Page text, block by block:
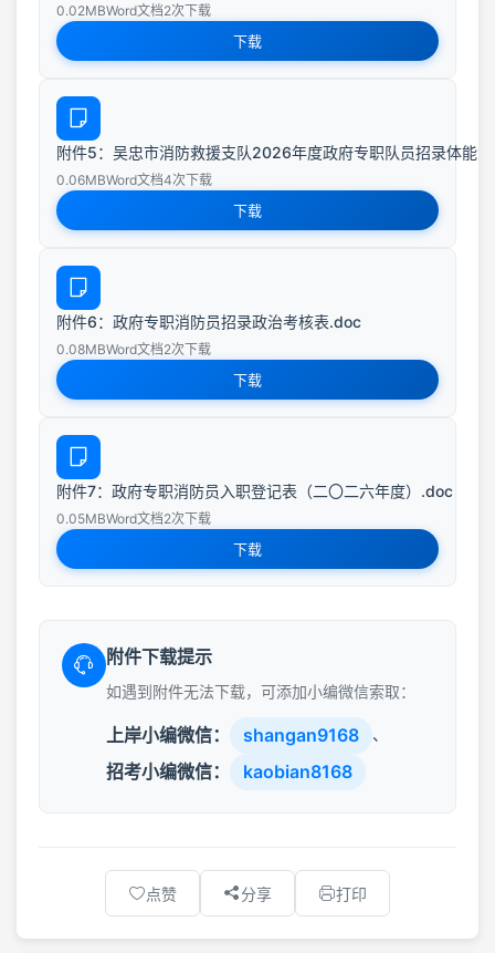
0.02MBWord文档2次下载
下载
附件5：吴忠市消防救援支队2026年度政府专职队员招录体能
0.06MBWord文档4次下载
下载
附件6：政府专职消防员招录政治考核表.doc
0.08MBWord文档2次下载
下载
附件7：政府专职消防员入职登记表（二〇二六年度）.doc
0.05MBWord文档2次下载
下载
附件下载提示
如遇到附件无法下载，可添加小编微信索取：
上岸小编微信： shangan9168 、
招考小编微信： kaobian8168
点赞 分享 打印